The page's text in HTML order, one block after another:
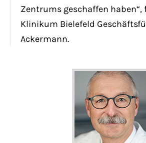
Zentrums geschaffen haben“,
Klinikum Bielefeld
Ackermann.